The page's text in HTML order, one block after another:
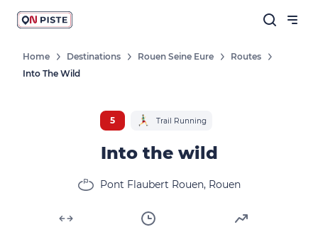
Home Destinations Rouen Seine Eure
Routes
Into The Wild
5 Trail Running
Into the wild
Pont Flaubert Rouen, Rouen